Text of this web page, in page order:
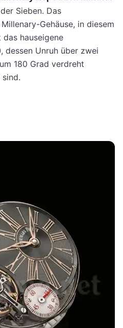
Sieben. Das
Gehäuse, in diesem
hauseigene
dessen Unruh über zwei
180 Grad verdreht